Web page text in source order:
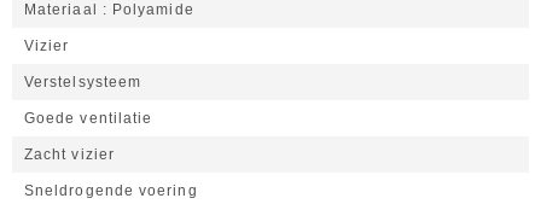
Materiaal Polyamide
Vizier
Verstelsysteem
Goede ventilatie
Zacht vizier
Sneldrogende voering